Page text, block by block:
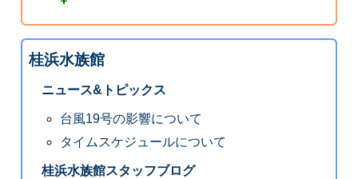
桂浜水族館
ニュース&トピックス
台風19号の影響について
タイムスケジュールについて
桂浜水族館スタッフブログ